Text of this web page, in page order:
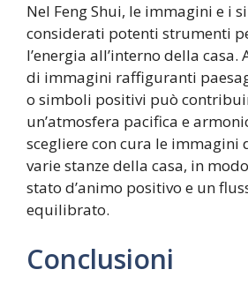
Nel Feng Shui, le immagini e i
considerati potenti strumenti
l’energia all’interno della casa.
di immagini raffiguranti
o simboli positivi può
un’atmosfera pacifica e
scegliere con cura le immagini
varie stanze della casa, in
stato d’animo positivo e un
equilibrato.
Conclusioni